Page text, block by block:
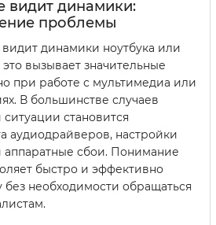
видит динамики:
проблемы
видит динамики ноутбука или
вызывает значительные
при работе с мультимедиа или
В большинстве случаев
становится
аудиодрайверов, настройки
аппаратные сбои. Понимание
быстро и эффективно
без необходимости обращаться